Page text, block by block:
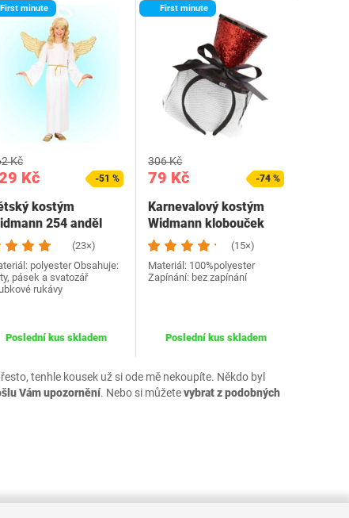
tenhle kousek už si ode mě nekoupíte. Někdo byl
Vám upozornění. Nebo si můžetevybrat z podobných
First minute
Kč
Kč
-51 %
kostým
254 anděl
(23×)
polyester Obsahuje:
pásek a svatozář
rukávy
Poslední kus skladem
First minute
79 Kč
306 Kč
-74 %
Karnevalový kostým
Widmann klobouček
(15×)
Materiál: 100%polyester
Zapínání: bez zapínání
Poslední kus skladem